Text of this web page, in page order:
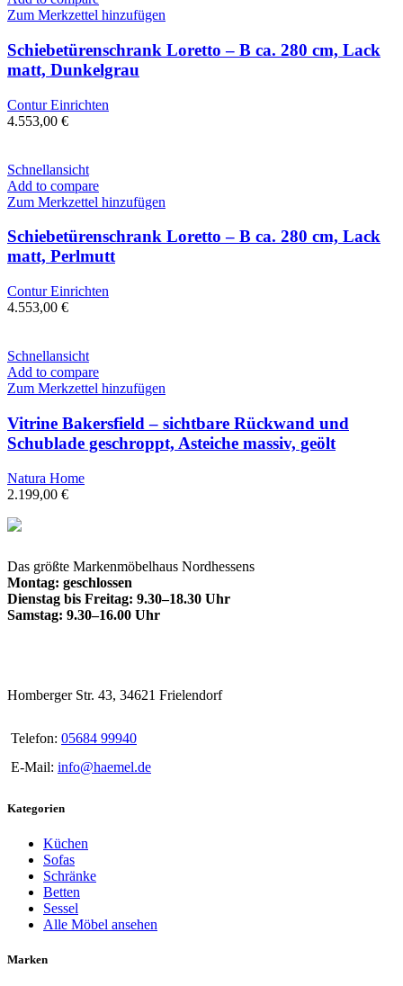
Zum Merkzettel hinzufügen
Schiebetürenschrank Loretto – B ca. 280 cm, Lack
matt, Dunkelgrau
Contur Einrichten
4.553,00 €
Schnellansicht
Add to compare
Zum Merkzettel hinzufügen
Schiebetürenschrank Loretto – B ca. 280 cm, Lack
matt, Perlmutt
Contur Einrichten
4.553,00 €
Schnellansicht
Add to compare
Zum Merkzettel hinzufügen
Vitrine Bakersfield – sichtbare Rückwand und
Schublade geschroppt, Asteiche massiv, geölt
Natura Home
2.199,00 €
Das größte Markenmöbelhaus Nordhessens
Montag: geschlossen
Dienstag bis Freitag: 9.30–18.30 Uhr
Samstag: 9.30–16.00 Uhr
Homberger Str. 43, 34621 Frielendorf
Telefon: 05684 99940
E-Mail: info@haemel.de
Kategorien
Küchen
Sofas
Schränke
Betten
Sessel
Alle Möbel ansehen
Marken